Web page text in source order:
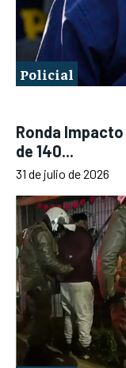
Policial
Ronda
de 140...
31 de julio de 2026